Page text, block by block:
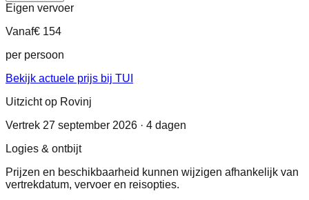
Eigen vervoer
Vanaf€ 154
per persoon
Bekijk actuele prijs bij TUI
Uitzicht op Rovinj
Vertrek 27 september 2026 · 4 dagen
Logies & ontbijt
Prijzen en beschikbaarheid kunnen wijzigen afhankelijk van
vertrekdatum, vervoer en reisopties.